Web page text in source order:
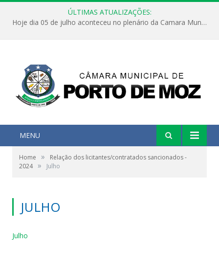
ÚLTIMAS ATUALIZAÇÕES:
Hoje dia 05 de julho aconteceu no plenário da Camara Municipal de Porto de Moz a Sessão Solene de Abertura dos Trabalhos Legislativos 2º Período da 23ª Legislatura
MENU
Home »
Relação dos licitantes/contratados sancionados -
2024 » Julho
JULHO
Julho